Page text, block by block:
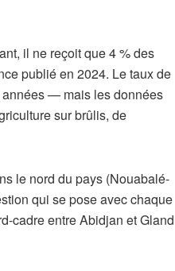
il ne reçoit que 4 % des
publié en 2024. Le taux de
— mais les données
sur brûlis, de
le nord du pays (Nouabalé-
qui se pose avec chaque
cadre entre Abidjan et Gland